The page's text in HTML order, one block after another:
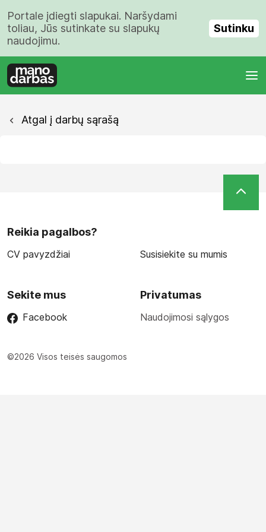
Portale įdiegti slapukai. Naršydami
toliau, Jūs sutinkate su slapukų
naudojimu.
Sutinku
Atgal į darbų sąrašą
Reikia pagalbos?
CV pavyzdžiai Susisiekite su mumis
Sekite mus
Facebook
Privatumas
Naudojimosi sąlygos
©2026 Visos teisės saugomos